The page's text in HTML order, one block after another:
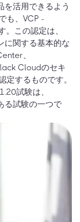
を活用できるよう
も、VCP -
この認定は、
に関する基本的な
、
Cloudのセキ
定するものです。
試験は、
る試験の一つで